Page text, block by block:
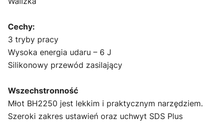
Cechy:
3 tryby pracy
Wysoka energia udaru – 6 J
Silikonowy przewód zasilający
Wszechstronność
Młot BH2250 jest lekkim i praktycznym narzędziem.
Szeroki zakres ustawień oraz uchwyt SDS Plus